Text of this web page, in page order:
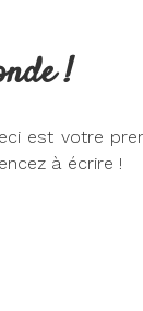
!
est votre
à écrire !